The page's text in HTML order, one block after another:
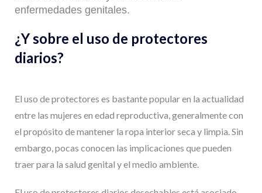
enfermedades genitales.
¿Y sobre el uso de protectores
diarios?
El uso de protectores es bastante popular en la actualidad
entre las mujeres en edad reproductiva, generalmente con
el propósito de mantener la ropa interior seca y limpia. Sin
embargo, pocas conocen las implicaciones que pueden
traer para la salud genital y el medio ambiente.